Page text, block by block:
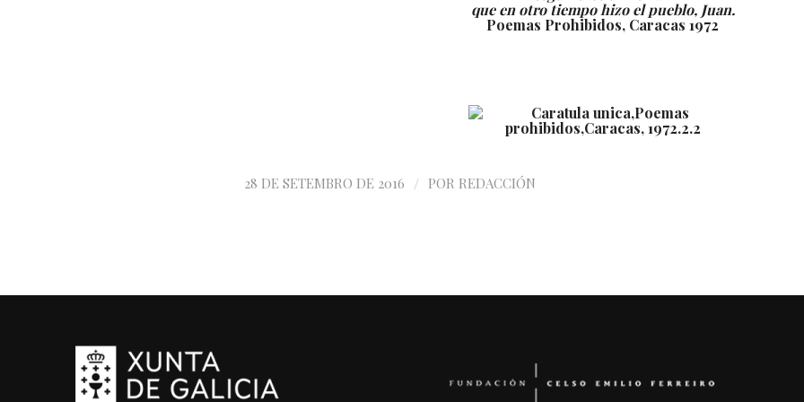
que en otro tiempo hizo el pueblo, Juan.
Poemas Prohibidos, Caracas 1972
28 DE SETEMBRO DE 2016 / POR REDACCIÓN